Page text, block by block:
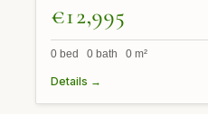
€12,995
0 bed 0 bath 0 m²
Details →